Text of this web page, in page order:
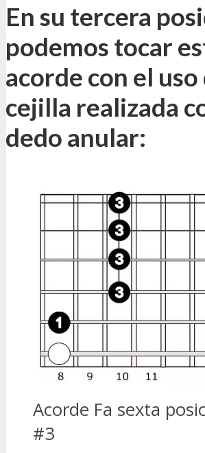
En su tercera
podemos tocar
acorde con el uso
cejilla realizada
dedo anular:
Acorde Fa sexta
#3